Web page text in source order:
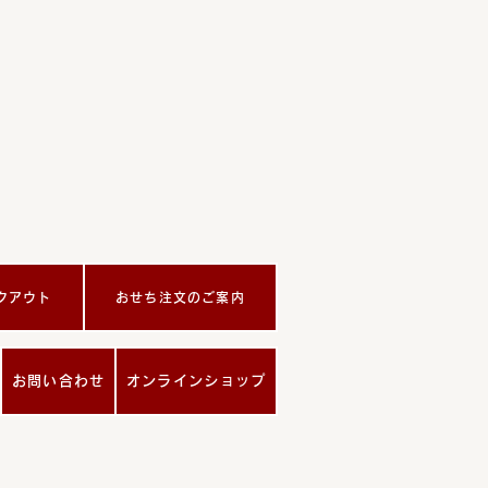
アウト おせち注文のご案内
お問い合わせ オンラインショップ